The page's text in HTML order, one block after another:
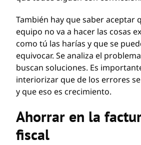
También hay que saber aceptar
equipo no va a hacer las cosas
como tú las harías y que se
equivocar. Se analiza el
buscan soluciones. Es
interiorizar que de los errores
y que eso es crecimiento.
Ahorrar en la
fiscal